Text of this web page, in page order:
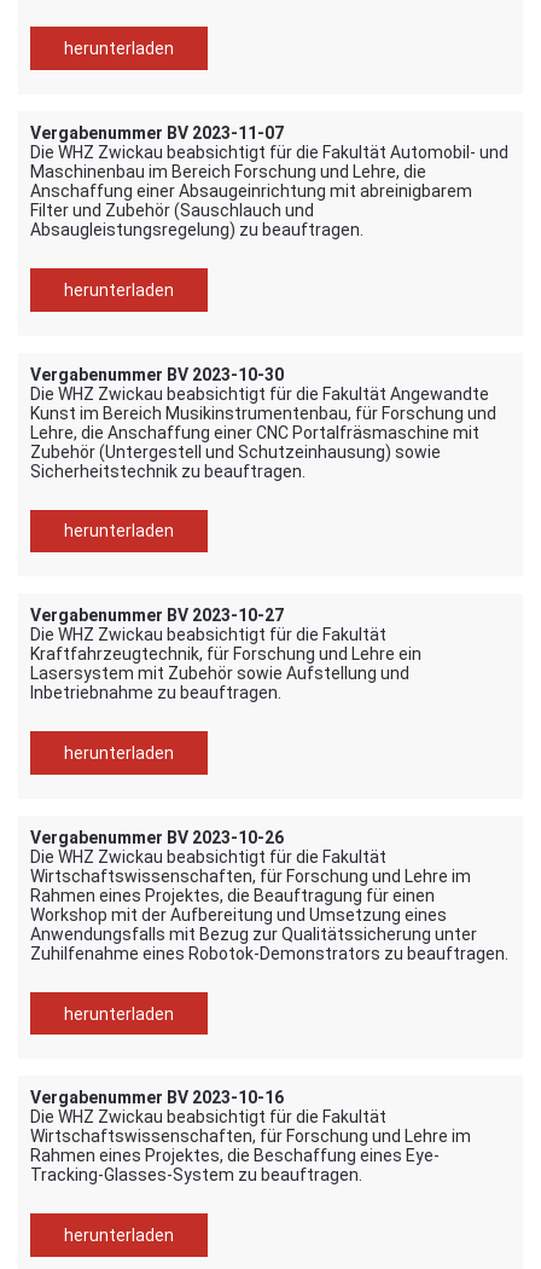
herunterladen
Vergabenummer BV 2023-11-07
Die WHZ Zwickau beabsichtigt für die Fakultät Automobil- und
Maschinenbau im Bereich Forschung und Lehre, die
Anschaffung einer Absaugeinrichtung mit abreinigbarem
Filter und Zubehör (Sauschlauch und
Absaugleistungsregelung) zu beauftragen.
herunterladen
Vergabenummer BV 2023-10-30
Die WHZ Zwickau beabsichtigt für die Fakultät Angewandte
Kunst im Bereich Musikinstrumentenbau, für Forschung und
Lehre, die Anschaffung einer CNC Portalfräsmaschine mit
Zubehör (Untergestell und Schutzeinhausung) sowie
Sicherheitstechnik zu beauftragen.
herunterladen
Vergabenummer BV 2023-10-27
Die WHZ Zwickau beabsichtigt für die Fakultät
Kraftfahrzeugtechnik, für Forschung und Lehre ein
Lasersystem mit Zubehör sowie Aufstellung und
Inbetriebnahme zu beauftragen.
herunterladen
Vergabenummer BV 2023-10-26
Die WHZ Zwickau beabsichtigt für die Fakultät
Wirtschaftswissenschaften, für Forschung und Lehre im
Rahmen eines Projektes, die Beauftragung für einen
Workshop mit der Aufbereitung und Umsetzung eines
Anwendungsfalls mit Bezug zur Qualitätssicherung unter
Zuhilfenahme eines Robotok-Demonstrators zu beauftragen.
herunterladen
Vergabenummer BV 2023-10-16
Die WHZ Zwickau beabsichtigt für die Fakultät
Wirtschaftswissenschaften, für Forschung und Lehre im
Rahmen eines Projektes, die Beschaffung eines Eye-
Tracking-Glasses-System zu beauftragen.
herunterladen